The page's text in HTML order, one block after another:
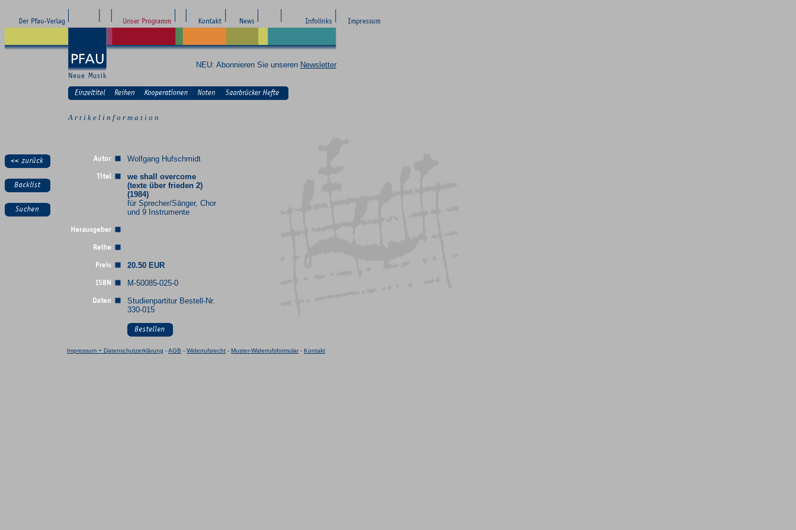
NEU: Abonnieren Sie unseren Newsletter
A r t i k e l i n f o r m a t i o n
Wolfgang Hufschmidt
we shall overcome
(texte über frieden 2)
(1984)
für Sprecher/Sänger, Chor
und 9 Instrumente
20.50 EUR
M-50085-025-0
Studienpartitur Bestell-Nr.
330-015
Impressum + Datenschutzerklärung -AGB - Widerrufsrecht - Muster-Widerrufsformular- Kontakt